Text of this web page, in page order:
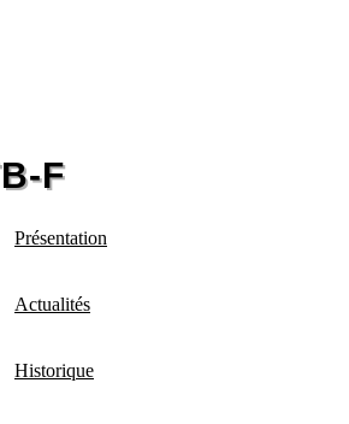
Présentation
Actualités
Historique